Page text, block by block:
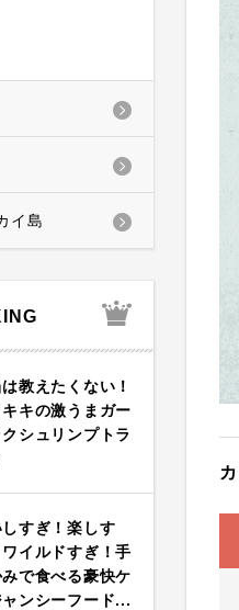
イ島
教えたくない！
キキの激うまガー
クシュリンプトラ
しすぎ！楽しす
ワイルドすぎ！手
で食べる豪快ケ
ャンシーフード...